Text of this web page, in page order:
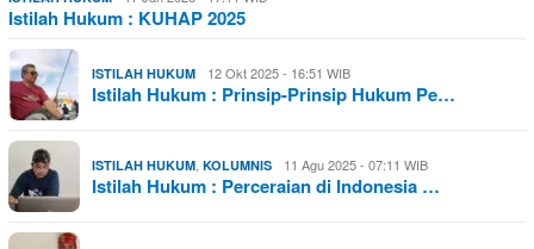
Istilah Hukum : KUHAP 2025
ISTILAH HUKUM 12 Okt 2025 - 16:51 WIB
Istilah Hukum : Prinsip-Prinsip Hukum Pe…
ISTILAH HUKUM KOLUMNIS 11 Agu 2025 - 07:11 WIB
Istilah Hukum : Perceraian di Indonesia …